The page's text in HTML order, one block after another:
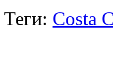
Теги: Costa